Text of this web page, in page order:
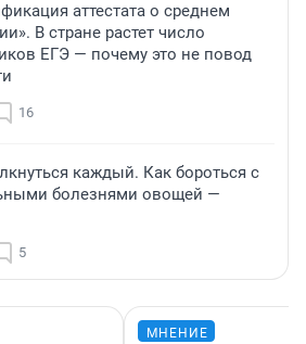
аттестата о среднем
В стране растет число
ЕГЭ — почему это не повод
16
каждый. Как бороться с
болезнями овощей —
5
МНЕНИЕ